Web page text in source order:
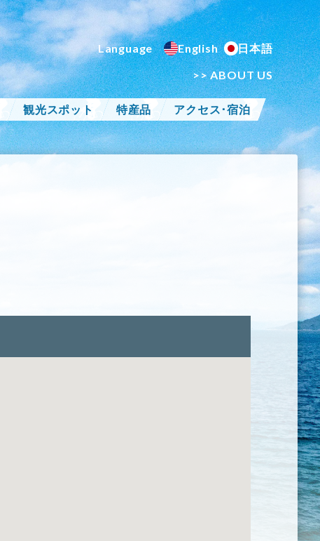
English
日本語
>> ABOUT US
観光スポット 特産品 アクセス･宿泊